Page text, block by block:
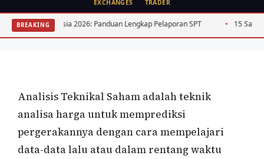
EXCHANGES TRADER
BREAKING
2026: Panduan Lengkap Pelaporan SPT 15 Saham Dividen
SAHAM PEMULA FEATURED
Analisis Teknikal Saham Sebagai Modal
Trading
Analisis Teknikal Saham adalah teknik
analisa harga untuk memprediksi
pergerakannya dengan cara mempelajari
data-data lalu atau dalam rentang waktu